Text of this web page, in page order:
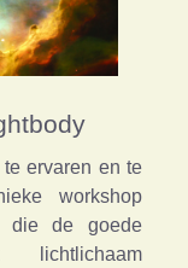
ervaren en te
workshop
die de goede